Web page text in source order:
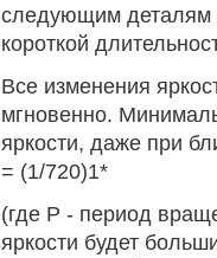
следующим деталям
короткой
Все изменения
мгновенно.
яркости, даже при
= (1/720)1*
(где Р - период
яркости будет